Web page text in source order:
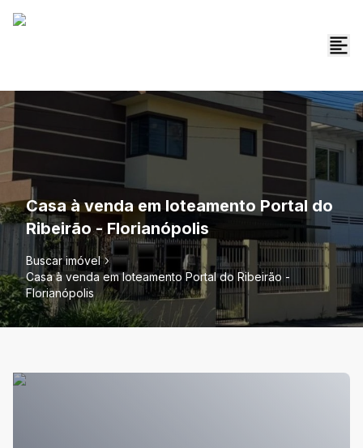
Casa à venda em loteamento Portal do
Ribeirão - Florianópolis
Buscar imóvel
Casa à venda em loteamento Portal do Ribeirão -
Florianópolis